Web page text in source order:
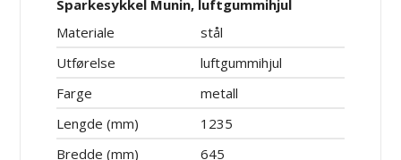
Sparkesykkel Munin, luftgummihjul
Materiale
stål
Utførelse
luftgummihjul
Farge
metall
Lengde (mm)
1235
Bredde (mm)
645